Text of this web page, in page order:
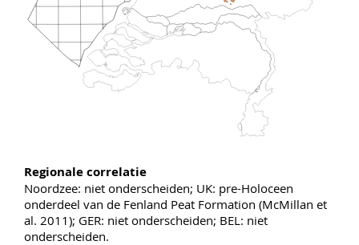
Regionale correlatie
Noordzee: niet onderscheiden; UK: pre-Holoceen
onderdeel van de Fenland Peat Formation (McMillan et
al. 2011); GER: niet onderscheiden; BEL: niet
onderscheiden.